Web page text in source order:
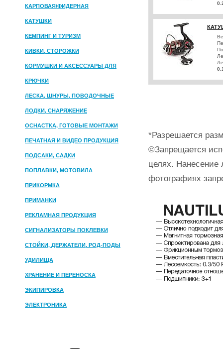
КАРПОВАЯ/ФИДЕРНАЯ
КАТУШКИ
КЕМПИНГ И ТУРИЗМ
КИВКИ, СТОРОЖКИ
КОРМУШКИ И АКСЕССУАРЫ ДЛЯ
ПРИКОРМКИ
КРЮЧКИ
ЛЕСКА, ШНУРЫ, ПОВОДОЧНЫЕ
МАТЕРИАЛЫ
ЛОДКИ, СНАРЯЖЕНИЕ
ОСНАСТКА, ГОТОВЫЕ МОНТАЖИ
ПЕЧАТНАЯ И ВИДЕО ПРОДУКЦИЯ
ПОДСАКИ, САДКИ
ПОПЛАВКИ, МОТОВИЛА
ПРИКОРМКА
ПРИМАНКИ
РЕКЛАМНАЯ ПРОДУКЦИЯ
СИГНАЛИЗАТОРЫ ПОКЛЕВКИ
СТОЙКИ, ДЕРЖАТЕЛИ, РОД-ПОДЫ
УДИЛИЩА
ХРАНЕНИЕ И ПЕРЕНОСКА
ЭКИПИРОВКА
ЭЛЕКТРОНИКА
*Разрешается
©Запрещается
целях. Нанесение
фотографиях